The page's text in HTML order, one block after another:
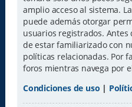
amplio acceso al sistema.
puede además otorgar
usuarios registrados.
de estar familiarizado con
políticas relacionadas. Por
foros mientras navega por
Condiciones de uso |